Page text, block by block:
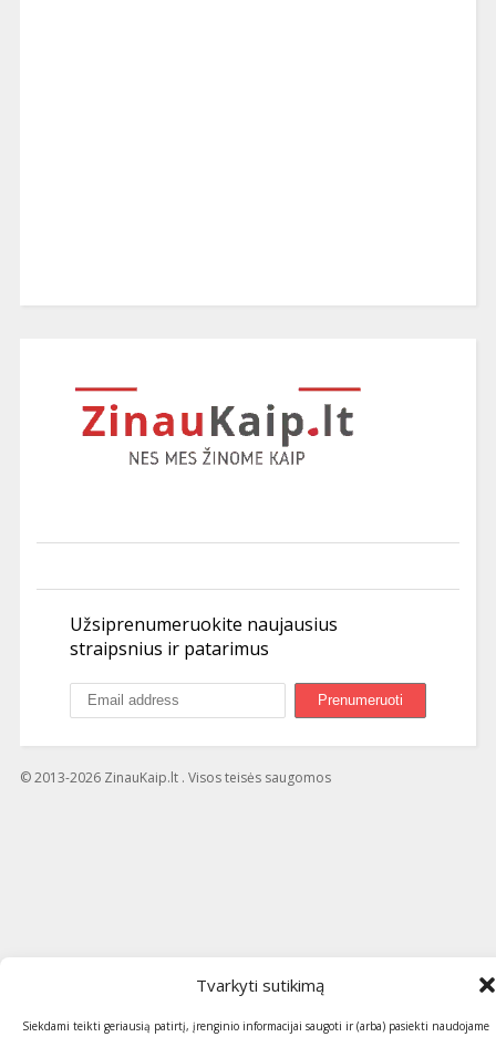
Tvarkyti sutikimą
Siekdami teikti geriausią patirtį, įrenginio informacijai saugoti ir (arba) pasiekti naudojame
Užsiprenumeruokite naujausius
straipsnius ir patarimus
© 2013-2026 ZinauKaip.lt . Visos teisės saugomos